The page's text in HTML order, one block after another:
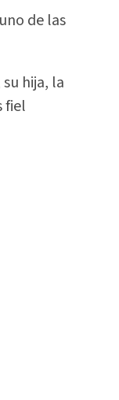
de las
hija, la
fiel